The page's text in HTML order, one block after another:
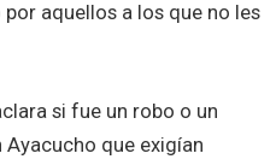
aquellos a los que no les
si fue un robo o un
que exigían